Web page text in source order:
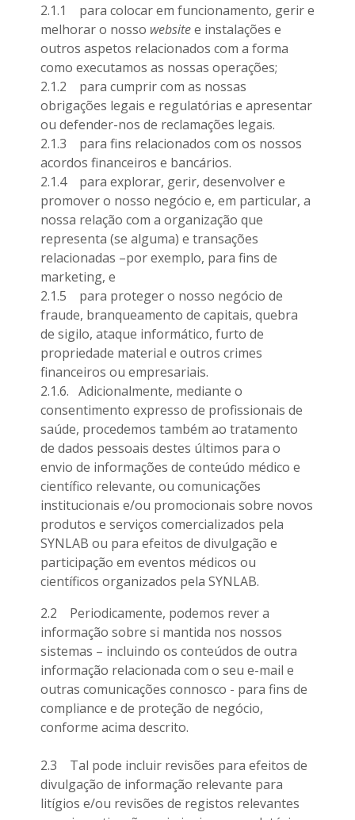
2.1.1 para colocar em funcionamento, gerir e
melhorar o nosso websitee instalações e
outros aspetos relacionados com a forma
como executamos as nossas operações;
2.1.2 para cumprir com as nossas
obrigações legais e regulatórias e apresentar
ou defender-nos de reclamações legais.
2.1.3 para fins relacionados com os nossos
acordos financeiros e bancários.
2.1.4 para explorar, gerir, desenvolver e
promover o nosso negócio e, em particular, a
nossa relação com a organização que
representa (se alguma) e transações
relacionadas –por exemplo, para fins de
marketing, e
2.1.5 para proteger o nosso negócio de
fraude, branqueamento de capitais, quebra
de sigilo, ataque informático, furto de
propriedade material e outros crimes
financeiros ou empresariais.
2.1.6. Adicionalmente, mediante o
consentimento expresso de profissionais de
saúde, procedemos também ao tratamento
de dados pessoais destes últimos para o
envio de informações de conteúdo médico e
científico relevante, ou comunicações
institucionais e/ou promocionais sobre novos
produtos e serviços comercializados pela
SYNLAB ou para efeitos de divulgação e
participação em eventos médicos ou
científicos organizados pela SYNLAB.
2.2 Periodicamente, podemos rever a
informação sobre si mantida nos nossos
sistemas – incluindo os conteúdos de outra
informação relacionada com o seu e-mail e
outras comunicações connosco - para fins de
compliance e de proteção de negócio,
conforme acima descrito.
2.3 Tal pode incluir revisões para efeitos de
divulgação de informação relevante para
litígios e/ou revisões de registos relevantes